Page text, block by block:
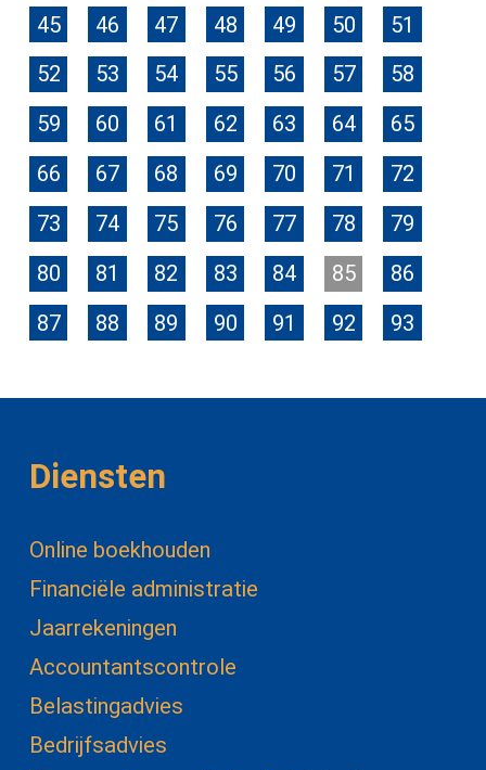
45
46 47 48 49 50
51
52
53 54 55 56 57
58
59
60 61 62 63 64
65
66
67 68 69 70 71
72
73
74 75 76 77 78
79
80
81 82 83 84 85
86
87
88 89 90 91 92 93
Diensten
Online boekhouden
Financiële administratie
Jaarrekeningen
Accountantscontrole
Belastingadvies
Bedrijfsadvies